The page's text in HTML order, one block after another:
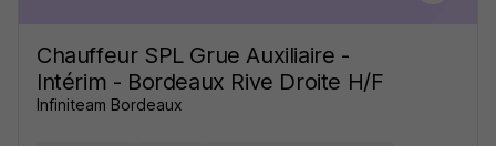
Chauffeur SPL Grue Auxiliaire -
Intérim - Bordeaux Rive Droite H/F
Infiniteam Bordeaux